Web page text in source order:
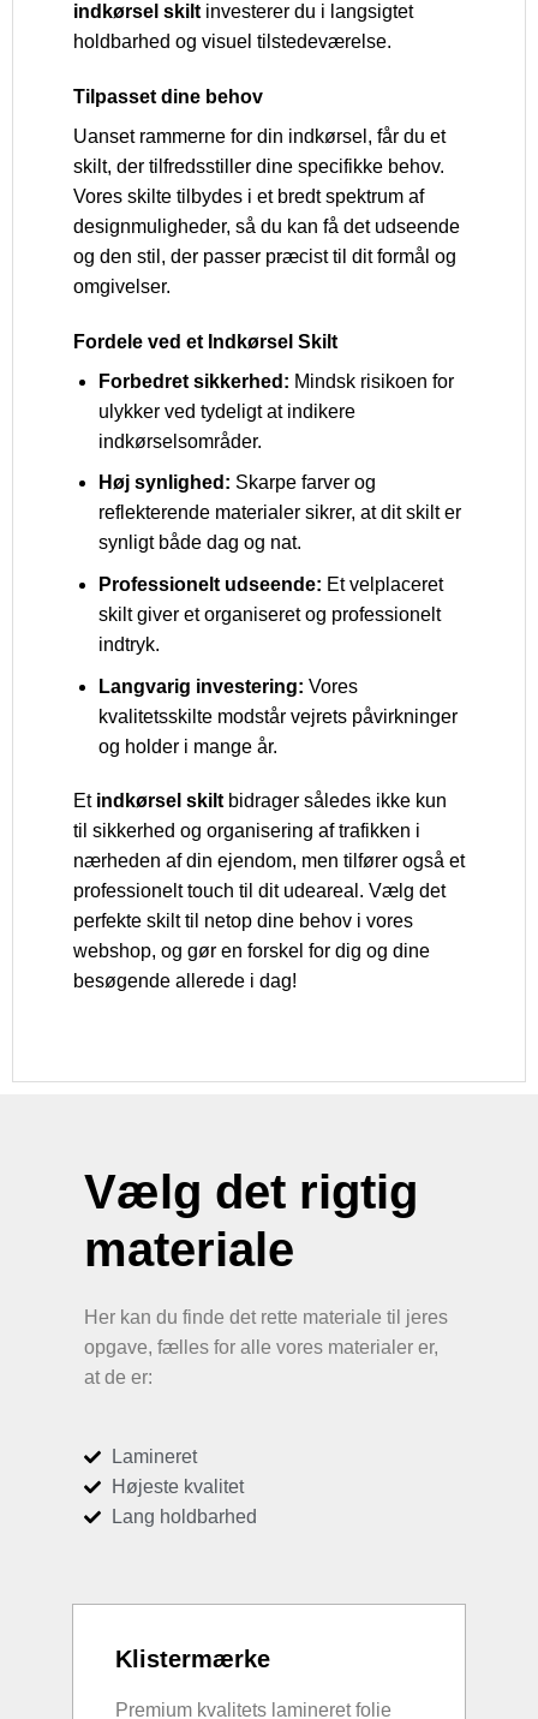
indkørsel skilt investerer du i langsigtet
holdbarhed og visuel tilstedeværelse.
Tilpasset dine behov
Uanset rammerne for din indkørsel, får du et
skilt, der tilfredsstiller dine specifikke behov.
Vores skilte tilbydes i et bredt spektrum af
designmuligheder, så du kan få det udseende
og den stil, der passer præcist til dit formål og
omgivelser.
Fordele ved et Indkørsel Skilt
Forbedret sikkerhed: Mindsk risikoen for
ulykker ved tydeligt at indikere
indkørselsområder.
Høj synlighed: Skarpe farver og
reflekterende materialer sikrer, at dit skilt er
synligt både dag og nat.
Professionelt udseende: Et velplaceret
skilt giver et organiseret og professionelt
indtryk.
Langvarig investering: Vores
kvalitetsskilte modstår vejrets påvirkninger
og holder i mange år.
Et indkørsel skiltbidrager således ikke kun
til sikkerhed og organisering af trafikken i
nærheden af din ejendom, men tilfører også et
professionelt touch til dit udeareal. Vælg det
perfekte skilt til netop dine behov i vores
webshop, og gør en forskel for dig og dine
besøgende allerede i dag!
Vælg det rigtig
materiale
Her kan du finde det rette materiale til jeres
opgave, fælles for alle vores materialer er,
at de er:
Lamineret
Højeste kvalitet
Lang holdbarhed
Klistermærke
Premium kvalitets lamineret folie